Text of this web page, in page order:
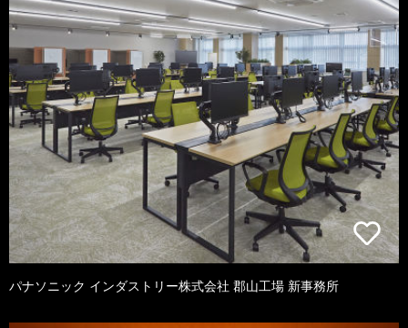
パナソニック インダストリー株式会社 郡山工場 新事務所